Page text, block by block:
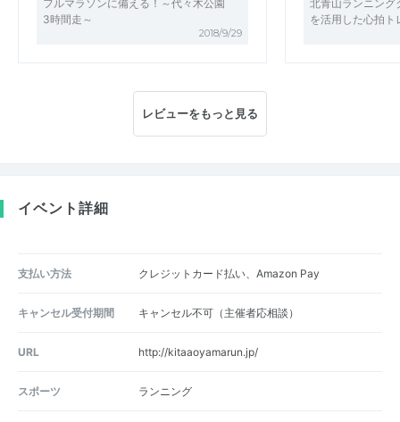
フルマラソンに備える！～代々木公園
3時間走～
2018/9/29
北青山ランニン
を活用した心拍
レビューをもっと見る
イベント詳細
支払い方法 クレジットカード払い、Amazon Pay
キャンセル受付期間 キャンセル不可（主催者応相談）
URL http://kitaaoyamarun.jp/
スポーツ ランニング